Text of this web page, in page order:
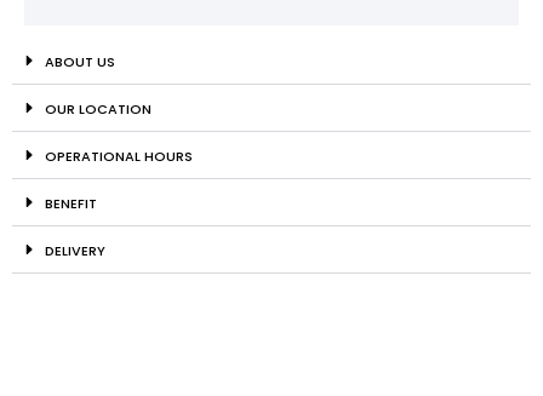
ABOUT US
OUR LOCATION
OPERATIONAL HOURS
BENEFIT
DELIVERY